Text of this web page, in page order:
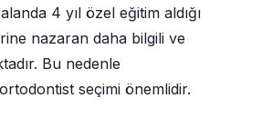
4 yıl özel eğitim aldığı
nazaran daha bilgili ve
Bu nedenle
seçimi önemlidir.